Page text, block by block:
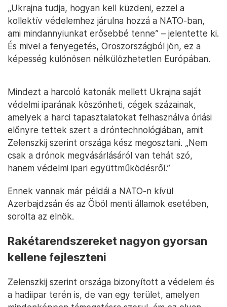
„Ukrajna tudja, hogyan kell küzdeni, ezzel a
kollektív védelemhez járulna hozzá a NATO-ban,
ami mindannyiunkat erősebbé tenne” – jelentette ki.
És mivel a fenyegetés, Oroszországból jön, ez a
képesség különösen nélkülözhetetlen Európában.
Mindezt a harcoló katonák mellett Ukrajna saját
védelmi iparának köszönheti, cégek százainak,
amelyek a harci tapasztalatokat felhasználva óriási
előnyre tettek szert a dróntechnológiában, amit
Zelenszkij szerint országa kész megosztani. „Nem
csak a drónok megvásárlásáról van tehát szó,
hanem védelmi ipari együttműködésről.”
Ennek vannak már példái a NATO-n kívül
Azerbajdzsán és az Öböl menti államok esetében,
sorolta az elnök.
Rakétarendszereket nagyon gyorsan
kellene fejleszteni
Zelenszkij szerint országa bizonyított a védelem és
a hadiipar terén is, de van egy terület, amelyen